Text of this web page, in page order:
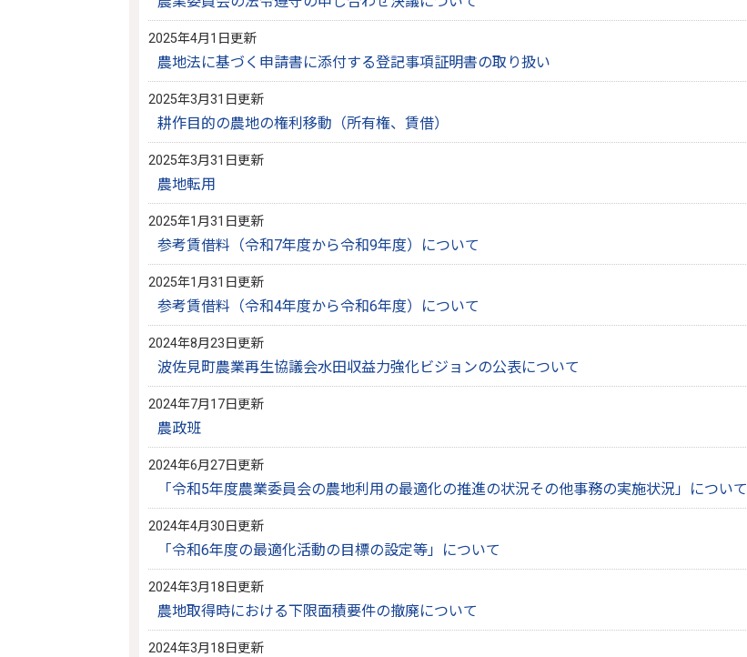
2025年4月1日更新
農地法に基づく申請書に添付する登記事項証明書の取り扱い
2025年3月31日更新
耕作目的の農地の権利移動（所有権、賃借）
2025年3月31日更新
農地転用
2025年1月31日更新
参考賃借料（令和7年度から令和9年度）について
2025年1月31日更新
参考賃借料（令和4年度から令和6年度）について
2024年8月23日更新
波佐見町農業再生協議会水田収益力強化ビジョンの公表について
2024年7月17日更新
農政班
2024年6月27日更新
「令和5年度農業委員会の農地利用の最適化の推進の状況その他事務の実施状況」について
2024年4月30日更新
「令和6年度の最適化活動の目標の設定等」について
2024年3月18日更新
農地取得時における下限面積要件の撤廃について
2024年3月18日更新